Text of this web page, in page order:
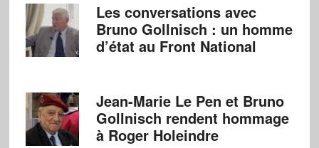
Les conversations avec
Bruno Gollnisch : un homme
d’état au Front National
Jean-Marie Le Pen et Bruno
Gollnisch rendent hommage
à Roger Holeindre